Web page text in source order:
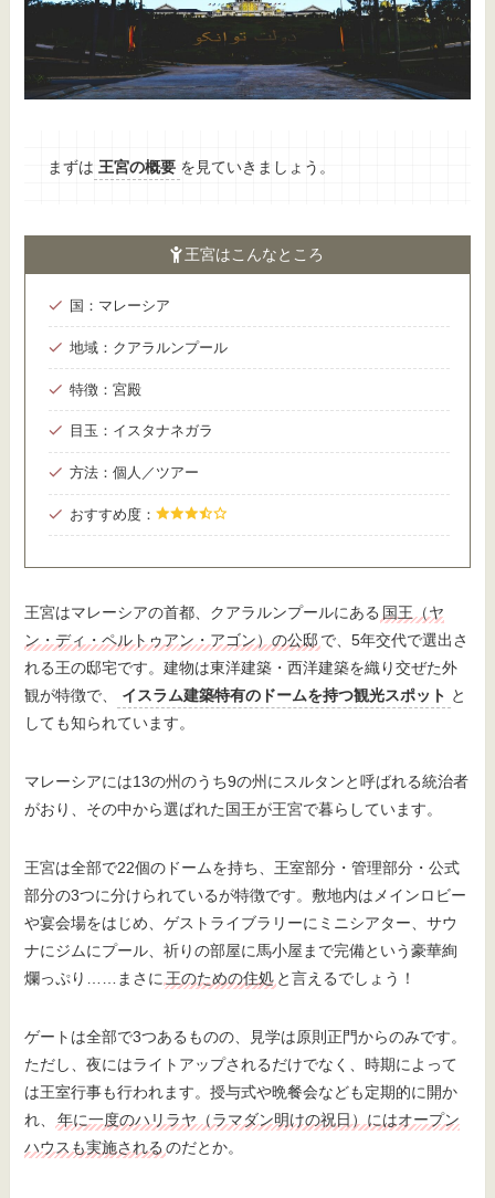
まずは 王宮の概要 を見ていきましょう。
王宮はこんなところ
国：マレーシア
地域：クアラルンプール
特徴：宮殿
目玉：イスタナネガラ
方法：個人／ツアー
おすすめ度：
王宮はマレーシアの首都、クアラルンプールにある 国王（ヤ
ン・ディ・ペルトゥアン・アゴン）の公邸 で、5年交代で選出さ
れる王の邸宅です。建物は東洋建築・西洋建築を織り交ぜた外
観が特徴で、
イスラム建築特有のドームを持つ観光スポット と
しても知られています。
マレーシアには13の州のうち9の州にスルタンと呼ばれる統治者
がおり、その中から選ばれた国王が王宮で暮らしています。
王宮は全部で22個のドームを持ち、王室部分・管理部分・公式
部分の3つに分けられているが特徴です。敷地内はメインロビー
や宴会場をはじめ、ゲストライブラリーにミニシアター、サウ
ナにジムにプール、祈りの部屋に馬小屋まで完備という豪華絢
爛っぷり……まさに 王のための住処 と言えるでしょう！
ゲートは全部で3つあるものの、見学は原則正門からのみです。
ただし、夜にはライトアップされるだけでなく、時期によって
は王室行事も行われます。授与式や晩餐会なども定期的に開か
れ、
年に一度のハリラヤ（ラマダン明けの祝日）にはオープン
ハウスも実施される のだとか。